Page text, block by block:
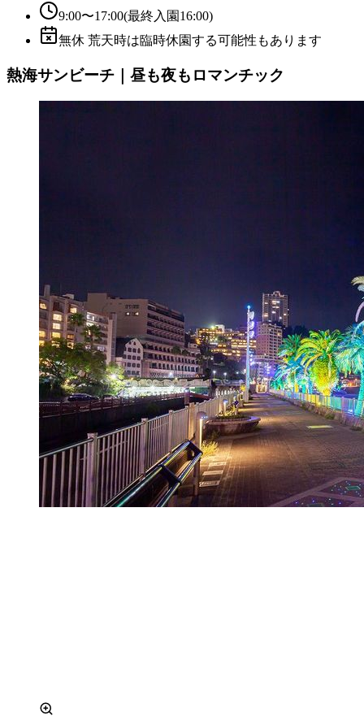
9:00〜17:00(最終入園16:00)
無休 荒天時は臨時休園する可能性もあります
熱海サンビーチ｜昼も夜もロマンチック